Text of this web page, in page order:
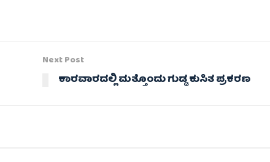
Next Post
ಕಾರವಾರದಲ್ಲಿ ಮತ್ತೊಂದು ಗುಡ್ಡ ಕುಸಿತ ಪ್ರಕರಣ